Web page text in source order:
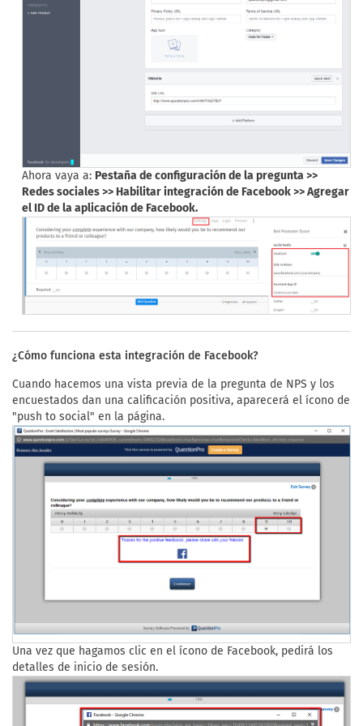
Ahora vaya a: Pestaña de configuración de la pregunta >>
Redes sociales >> Habilitar integración de Facebook >> Agregar
el ID de la aplicación de Facebook.
¿Cómo funciona esta integración de Facebook?
Cuando hacemos una vista previa de la pregunta de NPS y los
encuestados dan una calificación positiva, aparecerá el ícono de
"push to social" en la página.
Una vez que hagamos clic en el ícono de Facebook, pedirá los
detalles de inicio de sesión.